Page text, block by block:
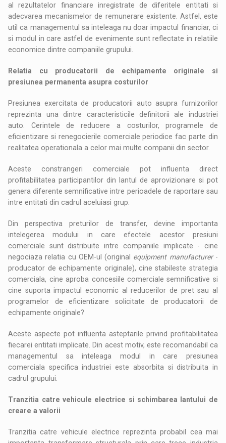
al rezultatelor financiare inregistrate de diferitele entitati si
adecvarea mecanismelor de remunerare existente. Astfel, este
util ca managementul sa inteleaga nu doar impactul financiar, ci
si modul in care astfel de evenimente sunt reflectate in relatiile
economice dintre companiile grupului.
Relatia cu producatorii de echipamente originale si
presiunea permanenta asupra costurilor
Presiunea exercitata de producatorii auto asupra furnizorilor
reprezinta una dintre caracteristicile definitorii ale industriei
auto. Cerintele de reducere a costurilor, programele de
eficientizare si renegocierile comerciale periodice fac parte din
realitatea operationala a celor mai multe companii din sector.
Aceste constrangeri comerciale pot influenta direct
profitabilitatea participantilor din lantul de aprovizionare si pot
genera diferente semnificative intre perioadele de raportare sau
intre entitati din cadrul aceluiasi grup.
Din perspectiva preturilor de transfer, devine importanta
intelegerea modului in care efectele acestor presiuni
comerciale sunt distribuite intre companiile implicate - cine
negociaza relatia cu OEM-ul (original equipment manufacturer-
producator de echipamente originale), cine stabileste strategia
comerciala, cine aproba concesiile comerciale semnificative si
cine suporta impactul economic al reducerilor de pret sau al
programelor de eficientizare solicitate de producatorii de
echipamente originale?
Aceste aspecte pot influenta asteptarile privind profitabilitatea
fiecarei entitati implicate. Din acest motiv, este recomandabil ca
managementul sa inteleaga modul in care presiunea
comerciala specifica industriei este absorbita si distribuita in
cadrul grupului.
Tranzitia catre vehicule electrice si schimbarea lantului de
creare a valorii
Tranzitia catre vehicule electrice reprezinta probabil cea mai